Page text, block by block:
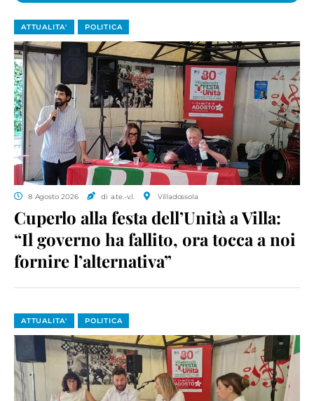
ATTUALITA' POLITICA
8 Agosto 2026 di a.te.-v.l. Villadossola
Cuperlo alla festa dell’Unità a Villa:
“Il governo ha fallito, ora tocca a noi
fornire l’alternativa”
ATTUALITA' POLITICA